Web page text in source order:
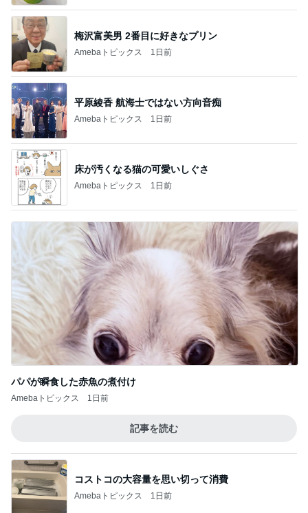
梅沢富美男 2番目に好きなプリン
Amebaトピックス 1日前
平原綾香 航海士ではない方向音痴
Amebaトピックス 1日前
床が汚くなる猫の可愛いしぐさ
Amebaトピックス 1日前
パパが瞬食した赤魚の煮付け
Amebaトピックス 1日前
記事を読む
コストコの大容量を思い切って消費
Amebaトピックス 1日前